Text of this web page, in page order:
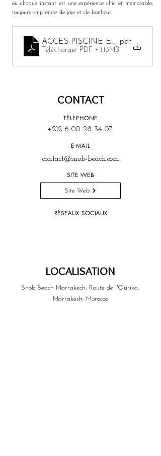
où chaque instant est une expérience chic et mémorable,
toujours empreinte de joie et de bonheur.
ACCES PISCINE ET MENU
.pdf
Télécharger PDF • 1.13MB
TÉLEPHONE
+212 6 00 28 34 07
E-MAIL
contact@snob-beach.com
SITE WEB
Site Web
RÉSEAUX SOCIAUX
CONTACT
LOCALISATION
Snob Beach Marrakech, Route de l'Ourika,
Marrakesh, Morocco